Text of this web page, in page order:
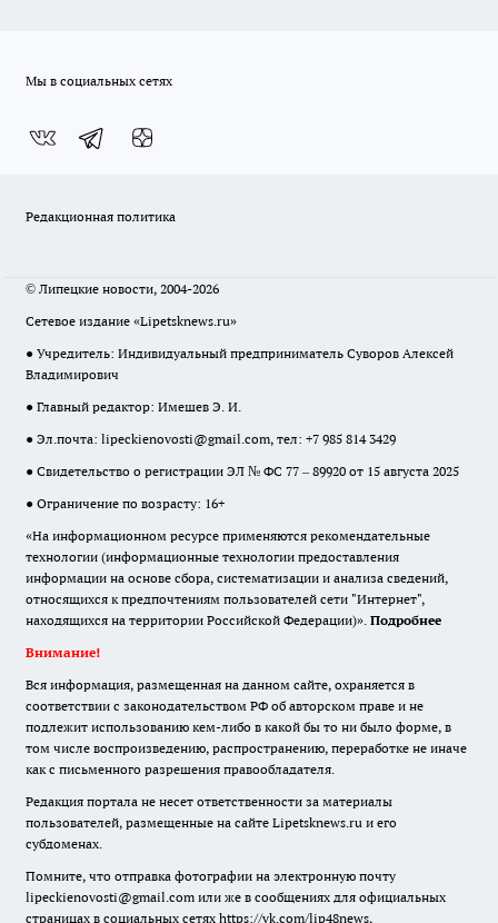
Мы в социальных сетях
Редакционная политика
© Липецкие новости, 2004-2026
Сетевое издание «Lipetsknews.ru»
● Учредитель: Индивидуальный предприниматель Суворов Алексей
Владимирович
● Главный редактор: Имешев Э. И.
● Эл.почта: lipeckienovosti@gmail.com, тел: +7 985 814 3429
● Свидетельство о регистрации ЭЛ № ФС 77 – 89920 от 15 августа 2025
● Ограничение по возрасту: 16+
«На информационном ресурсе применяются рекомендательные
технологии (информационные технологии предоставления
информации на основе сбора, систематизации и анализа сведений,
относящихся к предпочтениям пользователей сети "Интернет",
находящихся на территории Российской Федерации)». Подробнее
Внимание!
Вся информация, размещенная на данном сайте, охраняется в
соответствии с законодательством РФ об авторском праве и не
подлежит использованию кем-либо в какой бы то ни было форме, в
том числе воспроизведению, распространению, переработке не иначе
как с письменного разрешения правообладателя.
Редакция портала не несет ответственности за материалы
пользователей, размещенные на сайте Lipetsknews.ru и его
субдоменах.
Помните, что отправка фотографии на электронную почту
lipeckienovosti@gmail.com или же в сообщениях для официальных
страницах в социальных сетях https://vk.com/lip48news,